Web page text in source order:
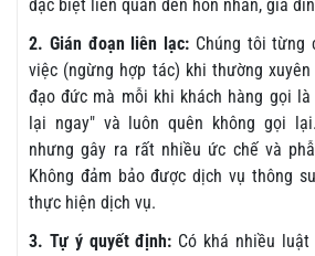
đặc biệt liên quan đến hôn nhân, gia
2. Gián đoạn liên lạc: Chúng tôi từng
việc (ngừng hợp tác) khi thường
đạo đức mà mỗi khi khách hàng gọi
lại ngay" và luôn quên không gọi
nhưng gây ra rất nhiều ức chế và
Không đảm bảo được dịch vụ thông
thực hiện dịch vụ.
3. Tự ý quyết định: Có khá nhiều